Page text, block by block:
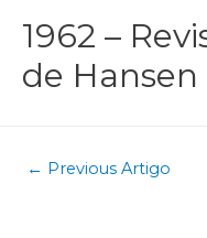
1962 –
de Hansen
← Previous Artigo